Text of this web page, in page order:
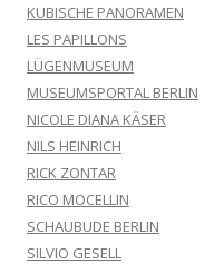
KUBISCHE PANORAMEN
LES PAPILLONS
LÜGENMUSEUM
MUSEUMSPORTAL BERLIN
NICOLE DIANA KÄSER
NILS HEINRICH
RICK ZONTAR
RICO MOCELLIN
SCHAUBUDE BERLIN
SILVIO GESELL